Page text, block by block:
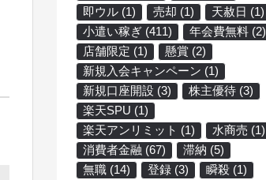
即ウル (1) 売却 (1) 天赦日 (1)
小遣い稼ぎ (411) 年会費無料 (2)
店舗限定 (1) 懸賞 (2)
新規入会キャンペーン (1)
新規口座開設 (3) 株主優待 (3)
楽天SPU (1)
楽天アンリミット (1) 水商売 (1)
消費者金融 (67) 滞納 (5)
無職 (14) 登録 (3) 瞬殺 (1)